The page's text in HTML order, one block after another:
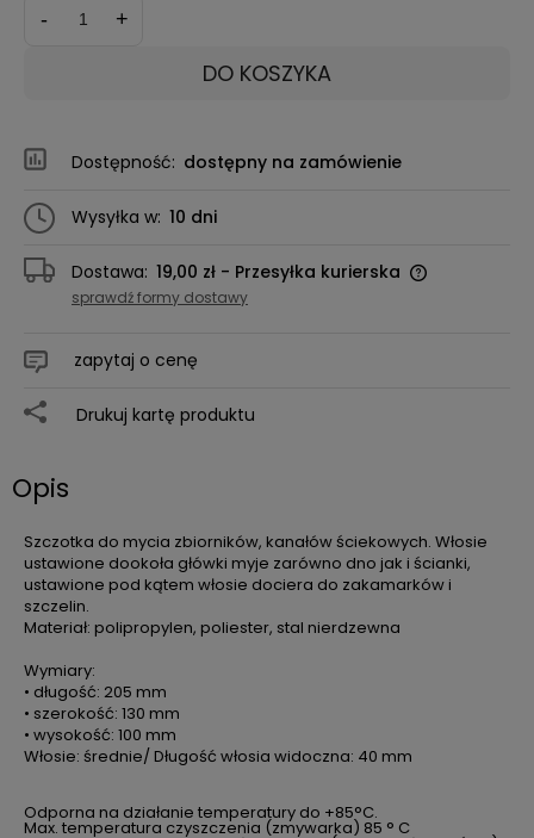
- +
DO KOSZYKA
Dostępność: dostępny na zamówienie
Wysyłka w: 10 dni
Dostawa: 19,00 zł - Przesyłka kurierska
sprawdź formy dostawy
zapytaj o cenę
Drukuj kartę produktu
Opis
Szczotka do mycia zbiorników, kanałów ściekowych. Włosie
ustawione dookoła główki myje zarówno dno jak i ścianki,
ustawione pod kątem włosie dociera do zakamarków i
szczelin.
Materiał: polipropylen, poliester, stal nierdzewna
Wymiary:
• długość: 205 mm
• szerokość: 130 mm
• wysokość: 100 mm
Włosie: średnie/ Długość włosia widoczna: 40 mm
Odporna na działanie temperatury do +85°C.
Max. temperatura czyszczenia (zmywarka) 85 ° C